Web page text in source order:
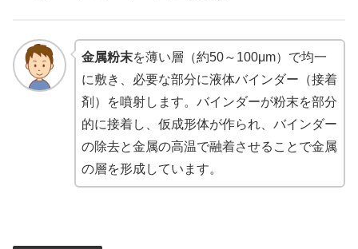
金属粉末を薄い層（約50～100μm）で均一
に敷き、必要な部分に液体バインダー（接着
剤）を噴射します。バインダーが粉末を部分
的に接着し、仮成形体が作られ、バインダー
の除去と金属の高温で融着させることで金属
の層を形成しています。